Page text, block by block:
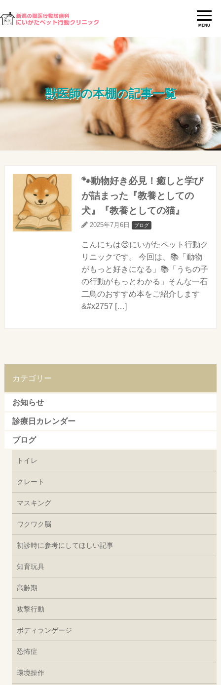
MENU
獣医師の本棚の記事一覧
🐾動物好き必見！癒しと学び
が詰まった『教養としての
犬』『教養としての猫』
2025年7月6日 ブログ
こんにちは😊にいがたペット行動ク
リニックです。 今回は、📚「動物
がもっと好きになる」📚「うちの子
の行動がもっとわかる」そんな一石
二鳥のおすすめ本をご紹介します
&#x2757 […]
カテゴリー
お知らせ
診療日カレンダー
ブログ
トイレ
クレート
マスキング
ワクワク脳
初診時に参考にしてほしい記事
知育玩具
高齢期
攻撃行動
ボディランゲージ
恐怖症
環境操作